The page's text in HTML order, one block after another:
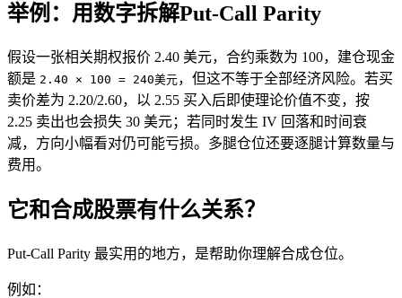
举例：用数字拆解Put-Call Parity
假设一张相关期权报价 2.40 美元，合约乘数为 100，建仓现金
额是 2.40 × 100 = 240美元，但这不等于全部经济风险。若买
卖价差为 2.20/2.60，以 2.55 买入后即使理论价值不变，按
2.25 卖出也会损失 30 美元；若同时发生 IV 回落和时间衰
减，方向小幅看对仍可能亏损。多腿仓位还要逐腿计算数量与
费用。
它和合成股票有什么关系？
Put-Call Parity 最实用的地方，是帮助你理解合成仓位。
例如：